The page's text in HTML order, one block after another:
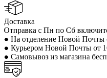
Доставка
Отправка с Пн по Сб
● На отделение Новой Почты
● Курьером Новой Почты от
● Самовывоз из магазина